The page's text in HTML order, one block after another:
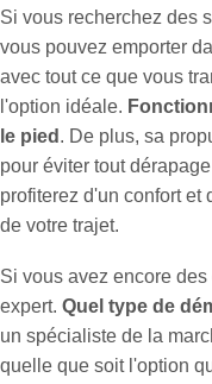
Si vous recherchez des
vous pouvez emporter
avec tout ce que vous
l'option idéale.
le pied . De plus, sa
pour éviter tout
profiterez d'un confort et
de votre trajet.
Si vous avez encore
expert. Quel type de
un spécialiste de la
quelle que soit l'option